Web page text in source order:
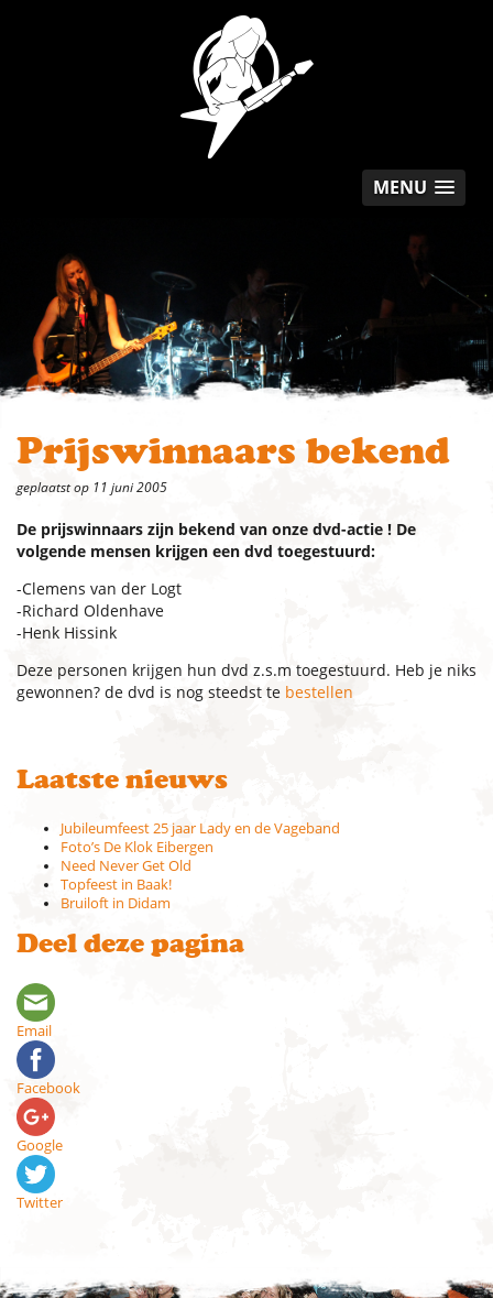
MENU
Prijswinnaars bekend
geplaatst op 11 juni 2005
De prijswinnaars zijn bekend van onze dvd-actie ! De
volgende mensen krijgen een dvd toegestuurd:
-Clemens van der Logt
-Richard Oldenhave
-Henk Hissink
Deze personen krijgen hun dvd z.s.m toegestuurd. Heb je niks
gewonnen? de dvd is nog steedst te bestellen
Laatste nieuws
Jubileumfeest 25 jaar Lady en de Vageband
Foto’s De Klok Eibergen
Need Never Get Old
Topfeest in Baak!
Bruiloft in Didam
Deel deze pagina
Email
Facebook
Google
Twitter